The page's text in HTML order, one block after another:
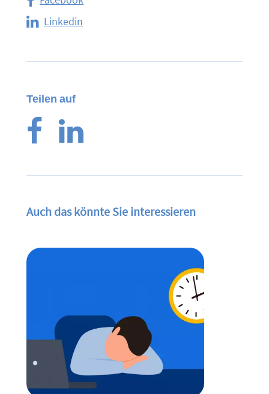
Linkedin
Teilen auf
Auch das könnte Sie interessieren